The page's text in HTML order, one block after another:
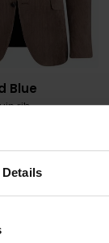
Details
Blue
rib
-